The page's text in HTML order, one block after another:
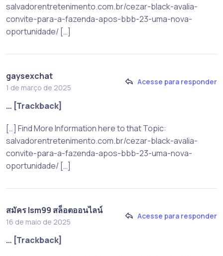
salvadorentretenimento.com.br/cezar-black-avalia-
convite-para-a-fazenda-apos-bbb-23-uma-nova-
oportunidade/ […]
gaysexchat
1 de março de 2025
Acesse para responder
… [Trackback]
[…] Find More Information here to that Topic:
salvadorentretenimento.com.br/cezar-black-avalia-
convite-para-a-fazenda-apos-bbb-23-uma-nova-
oportunidade/ […]
สมัคร lsm99 สล็อตออนไลน์
16 de maio de 2025
Acesse para responder
… [Trackback]